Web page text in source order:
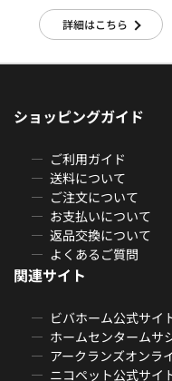
詳細はこちら
ショッピングガイド
ご利用ガイド
送料について
ご注文について
お支払いについて
返品交換について
よくあるご質問
関連サイト
ビバホーム公式サイ
ホームセンタームサ
アークランズオンラ
ニコペット公式サイ